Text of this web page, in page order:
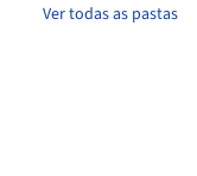
Ver todas as pastas